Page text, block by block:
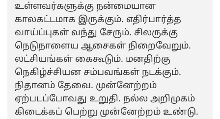
உள்ளவர்களுக்கு நன்மையான
காலகட்டமாக இருக்கும். எதிர்பார்த்த
வாய்ப்புகள் வந்து சேரும். சிலருக்கு
நெடுநாளைய ஆசைகள் நிறைவேறும்.
லட்சியங்கள் கைகூடும். மனதிற்கு
நெகிழ்ச்சியன சம்பவங்கள் நடக்கும்.
நிதானம் தேவை. முன்னேற்றம்
ஏற்படப்போவது உறுதி. நல்ல அறிமுகம்
கிடைக்கப் பெற்று முன்னேற்றம் உண்டு.